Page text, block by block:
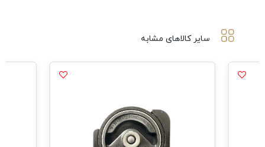
سایر کالاهای مشابه